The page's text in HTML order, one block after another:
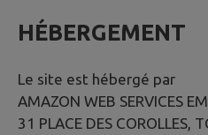
HÉBERGEMENT
Le site est hébergé par
AMAZON WEB SERVICES
31 PLACE DES COROLLES,